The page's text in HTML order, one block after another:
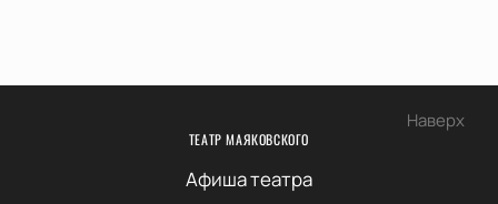
Наверх
ТЕАТР МАЯКОВСКОГО
Афиша театра